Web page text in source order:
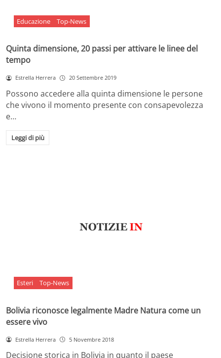
Educazione Top-News
Quinta dimensione, 20 passi per attivare le linee del
tempo
Estrella Herrera 20 Settembre 2019
Possono accedere alla quinta dimensione le persone
che vivono il momento presente con consapevolezza
e…
Leggi di più
Esteri Top-News
Bolivia riconosce legalmente Madre Natura come un
essere vivo
Estrella Herrera 5 Novembre 2018
Decisione storica in Bolivia in quanto il paese